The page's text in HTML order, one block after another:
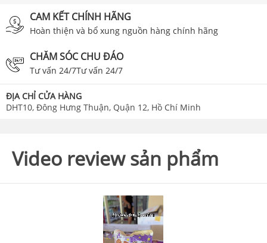
CAM KẾT CHÍNH HÃNG
Hoàn thiện và bổ xung nguồn hàng chính hãng
CHĂM SÓC CHU ĐÁO
Tư vấn 24/7Tư vấn 24/7
ĐỊA CHỈ CỬA HÀNG
DHT10, Đông Hưng Thuận, Quận 12, Hồ Chí Minh
Video review sản phẩm